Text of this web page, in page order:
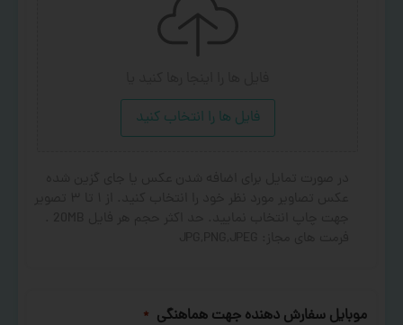
فایل ها را انتخاب کنید
موبایل سفارش دهنده جهت هماهنگی *